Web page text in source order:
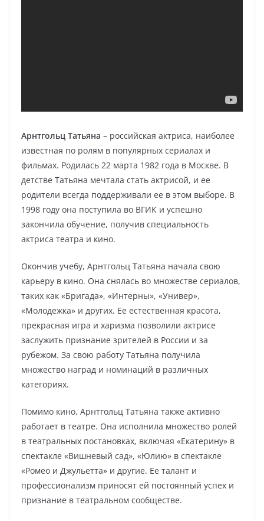
Арнтгольц Татьяна – российская актриса, наиболее
известная по ролям в популярных сериалах и
фильмах. Родилась 22 марта 1982 года в Москве. В
детстве Татьяна мечтала стать актрисой, и ее
родители всегда поддерживали ее в этом выборе. В
1998 году она поступила во ВГИК и успешно
закончила обучение, получив специальность
актриса театра и кино.
Окончив учебу, Арнтгольц Татьяна начала свою
карьеру в кино. Она снялась во множестве сериалов,
таких как «Бригада», «Интерны», «Универ»,
«Молодежка» и других. Ее естественная красота,
прекрасная игра и харизма позволили актрисе
заслужить признание зрителей в России и за
рубежом. За свою работу Татьяна получила
множество наград и номинаций в различных
категориях.
Помимо кино, Арнтгольц Татьяна также активно
работает в театре. Она исполнила множество ролей
в театральных постановках, включая «Екатерину» в
спектакле «Вишневый сад», «Юлию» в спектакле
«Ромео и Джульетта» и другие. Ее талант и
профессионализм приносят ей постоянный успех и
признание в театральном сообществе.